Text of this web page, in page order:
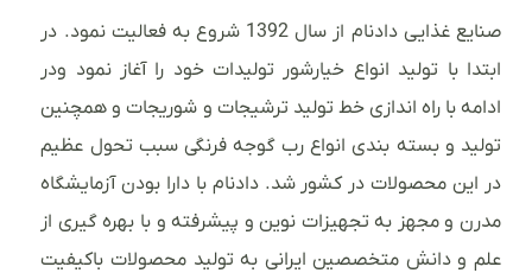
صنایع غذایی دادنام از سال 1392 شروع به فعالیت نمود. در
ابتدا با تولید انواع خیارشور تولیدات خود را آغاز نمود ودر
ادامه با راه اندازی خط تولید ترشیجات و شوریجات و همچنین
تولید و بسته بندی انواع رب گوجه فرنگی سبب تحول عظیم
در این محصولات در کشور شد. دادنام با دارا بودن آزمایشگاه
مدرن و مجهز به تجهیزات نوین و پیشرفته و با بهره گیری از
علم و دانش متخصصین ایرانی به تولید محصولات باکیفیت